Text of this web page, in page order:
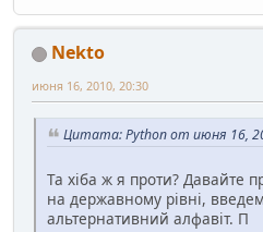
Nekto
июня 16, 2010, 20:30
Цитата: Python от июня 16,
Та хіба ж я проти? Давайте
на державному рівні,
альтернативний алфавіт. П